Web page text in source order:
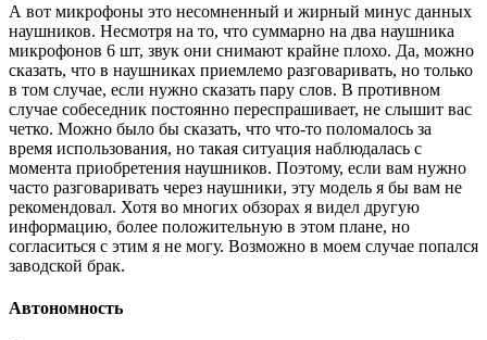
А вот микрофоны это несомненный и жирный минус данных
наушников. Несмотря на то, что суммарно на два наушника
микрофонов 6 шт, звук они снимают крайне плохо. Да, можно
сказать, что в наушниках приемлемо разговаривать, но только
в том случае, если нужно сказать пару слов. В противном
случае собеседник постоянно переспрашивает, не слышит вас
четко. Можно было бы сказать, что что-то поломалось за
время использования, но такая ситуация наблюдалась с
момента приобретения наушников. Поэтому, если вам нужно
часто разговаривать через наушники, эту модель я бы вам не
рекомендовал. Хотя во многих обзорах я видел другую
информацию, более положительную в этом плане, но
согласиться с этим я не могу. Возможно в моем случае попался
заводской брак.
Автономность